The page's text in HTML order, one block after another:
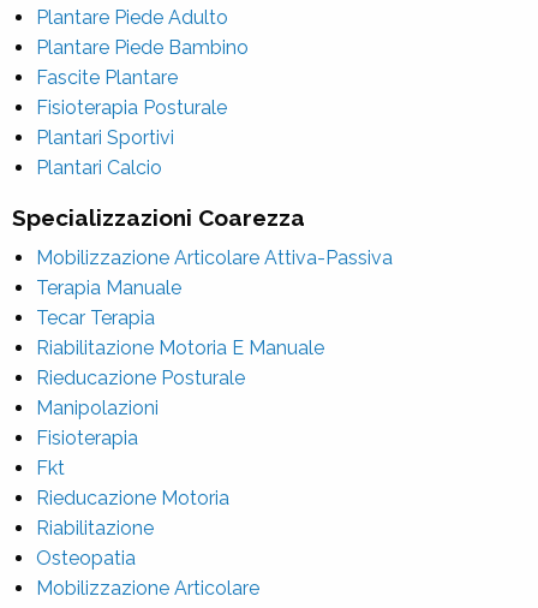
Plantare Piede Adulto
Plantare Piede Bambino
Fascite Plantare
Fisioterapia Posturale
Plantari Sportivi
Plantari Calcio
Specializzazioni Coarezza
Mobilizzazione Articolare Attiva-Passiva
Terapia Manuale
Tecar Terapia
Riabilitazione Motoria E Manuale
Rieducazione Posturale
Manipolazioni
Fisioterapia
Fkt
Rieducazione Motoria
Riabilitazione
Osteopatia
Mobilizzazione Articolare